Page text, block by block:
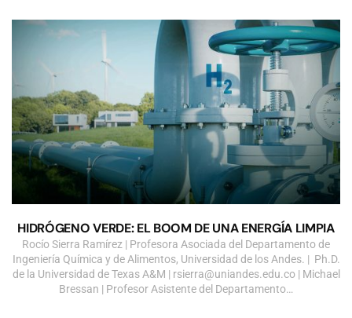
HIDRÓGENO VERDE: EL BOOM DE UNA ENERGÍA LIMPIA
Rocío Sierra Ramírez | Profesora Asociada del Departamento de
Ingeniería Química y de Alimentos, Universidad de los Andes. | Ph.D.
de la Universidad de Texas A&M | rsierra@uniandes.edu.co| Michael
Bressan | Profesor Asistente del Departamento…